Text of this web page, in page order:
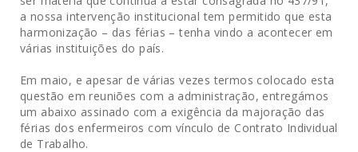
a nossa intervenção institucional tem permitido que esta
harmonização – das férias – tenha vindo a acontecer em
várias instituições do país.
Em maio, e apesar de várias vezes termos colocado esta
questão em reuniões com a administração, entregámos
um abaixo assinado com a exigência da majoração das
férias dos enfermeiros com vínculo de Contrato Individual
de Trabalho.